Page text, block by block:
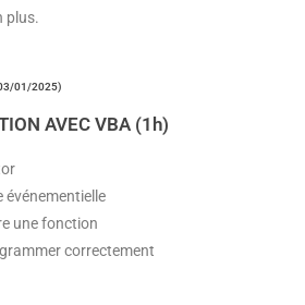
plus.
01/2025)
AVEC VBA (1h)
événementielle
une fonction
correctement